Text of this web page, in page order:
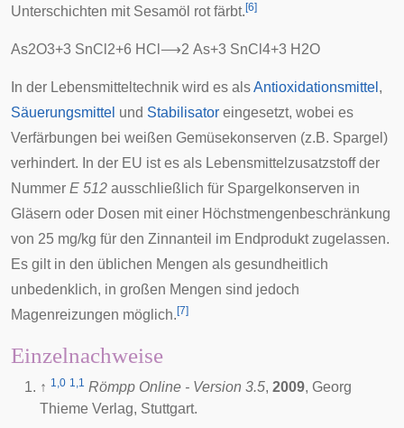
Unterschichten mit Sesamöl rot färbt. [6]
As2O3+3 SnC 2+6 H C ⟶2 As+3 SnC 4+3 H 2O
In der Lebensmitteltechnik wird es alsAntioxidationsmittel ,
Säuerungsmittel und Stabilisator eingesetzt, wobei es
Verfärbungen bei weißen Gemüsekonserven (z.B. Spargel )
verhindert. In der EU ist es als Lebensmittelzusatzstoff der
Nummer E 512 ausschließlich für Spargelkonserven in
Gläsern oder Dosen mit einer Höchstmengenbeschränkung
von 25 mg/kg für den Zinnanteil im Endprodukt zugelassen.
Es gilt in den üblichen Mengen als gesundheitlich
unbedenklich, in großen Mengen sind jedoch
Magenreizungen möglich. [7]
Einzelnachweise
↑ 1,0 1,1 Römpp Online - Version 3.5, 2009, Georg
Thieme Verlag, Stuttgart.